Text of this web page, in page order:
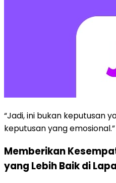
“Jadi, ini bukan keputusan
keputusan yang emosional.”
Memberikan
yang Lebih Baik di